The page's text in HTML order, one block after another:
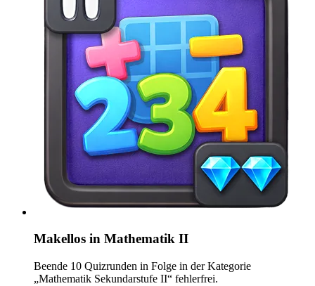
Makellos in Mathematik II
Beende 10 Quizrunden in Folge in der Kategorie
„Mathematik Sekundarstufe II“ fehlerfrei.